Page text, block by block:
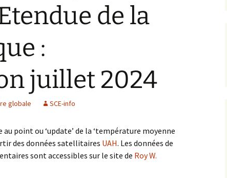
de la
:
juillet 2024
globale SCE-info
au point ou ‘update’ de la ‘température moyenne
des données satellitaires UAH. Les données de
sont accessibles sur le site de Roy W.